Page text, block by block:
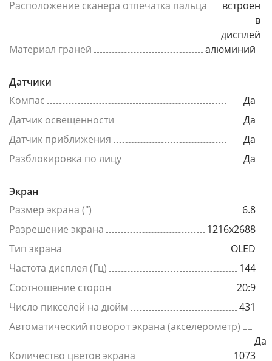
Расположение сканера отпечатка пальца
встроен
в
дисплей
Материал граней
алюминий
Датчики
Компас
Да
Датчик освещенности
Да
Датчик приближения
Да
Разблокировка по лицу
Да
Экран
Размер экрана (")
6.8
Разрешение экрана
1216x2688
Тип экрана
OLED
Частота дисплея (Гц)
144
Соотношение сторон
20:9
Число пикселей на дюйм
431
Автоматический поворот экрана (акселерометр)
Да
Количество цветов экрана
1073